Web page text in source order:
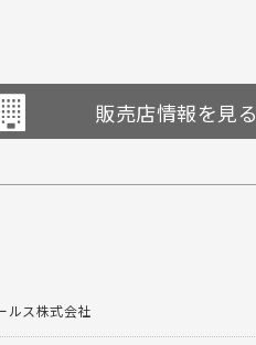
販売店情報を見る
ルス株式会社